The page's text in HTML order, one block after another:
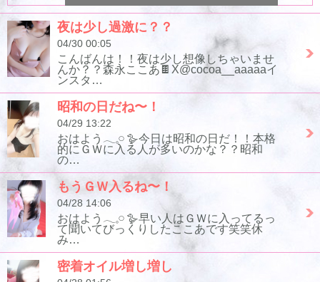
夜は少し過激に？？
04/30 00:05
こんばんは！！夜は少し想像しちゃいませ
んか？？森永ここあ🍫X@cocoa__aaaaaイ
ンスタ…
昭和の日だね〜！
04/29 13:22
おはよう𓂃𓈒𓏸︎︎︎︎ 🪿今日は昭和の日だ！！本格
的にＧＷに入る人が多いのかな？？昭和
の…
もうＧＷ入るね〜！
04/28 14:06
おはよう𓂃𓈒𓏸︎︎︎︎ 🪿早い人はＧＷに入ってるっ
て聞いてびっくりしたここあです笑笑休
み…
密着オイル増し増し